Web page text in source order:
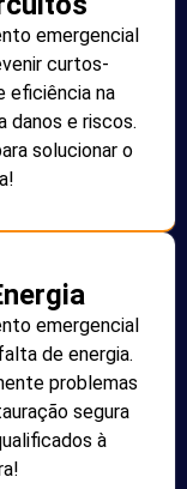
emergencial
curtos-
eficiência na
e riscos.
solucionar o
emergencial
de energia.
problemas
segura
à